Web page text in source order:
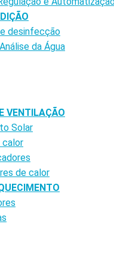
desinfecção
da Água
VENTILAÇÃO
Solar
calor
de calor